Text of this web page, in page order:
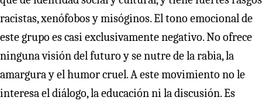
racistas, xenófobos y misóginos. El tono emocional de
este grupo es casi exclusivamente negativo. No ofrece
ninguna visión del futuro y se nutre de la rabia, la
amargura y el humor cruel. A este movimiento no le
interesa el diálogo, la educación ni la discusión. Es